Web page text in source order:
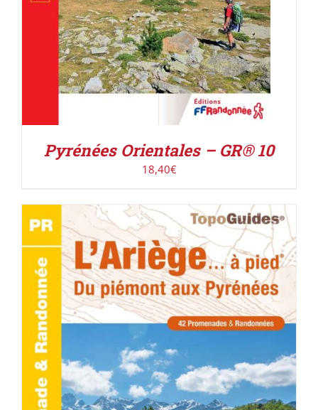
Pyrénées Orientales – GR® 10
18,40€